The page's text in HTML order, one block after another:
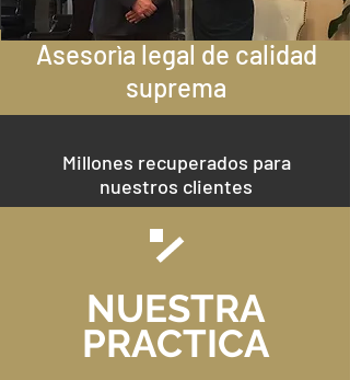
Asesorìa legal de calidad
suprema
Millones recuperados para
nuestros clientes
NUESTRA
PRACTICA